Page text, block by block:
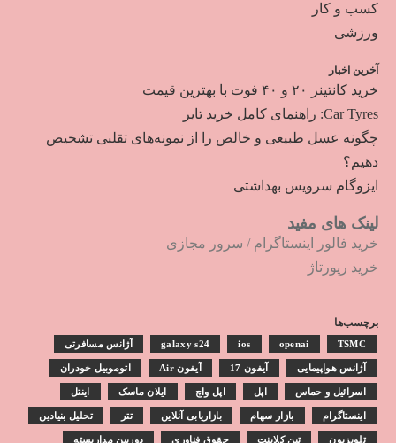
کسب و کار
ورزشی
آخرین اخبار
خرید کانتینر ۲۰ و ۴۰ فوت با بهترین قیمت
Car Tyres: راهنمای کامل خرید تایر
چگونه عسل طبیعی و خالص را از نمونه‌های تقلبی تشخیص
دهیم؟
ایزوگام سرویس بهداشتی
لینک های مفید
خرید فالور اینستاگرام / سرور مجازی
خرید رپورتاژ
برچسب‌ها
galaxy s24 ios openai TSMC آژانس مسافرتی
آژانس هواپیمایی آیفون 17 آیفون Air اتوموبیل خودران
اسرائیل و حماس اپل اپل واچ ایلان ماسک اینتل
اینستاگرام بازار سهام بازاریابی آنلاین تتر تحلیل بنیادین
تلویزیون تین کلاینت حقوق فناوری دوربین مداربسته